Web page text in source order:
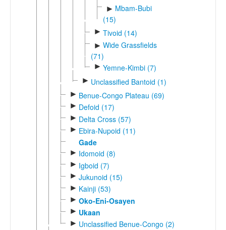
► Mbam-Bubi
(15)
► Tivoid (14)
► Wide Grassfields
(71)
► Yemne-Kimbi (7)
► Unclassified Bantoid (1)
► Benue-Congo Plateau (69)
► Defoid (17)
► Delta Cross (57)
► Ebira-Nupoid (11)
Gade
► Idomoid (8)
► Igboid (7)
► Jukunoid (15)
► Kainji (53)
► Oko-Eni-Osayen
► Ukaan
► Unclassified Benue-Congo (2)